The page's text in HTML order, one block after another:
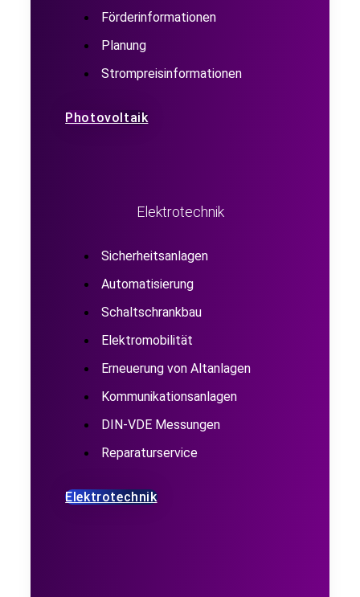
Förderinformationen
Planung
Strompreisinformationen
Photovoltaik
Elektrotechnik
Sicherheitsanlagen
Automatisierung
Schaltschrankbau
Elektromobilität
Erneuerung von Altanlagen
Kommunikationsanlagen
DIN-VDE Messungen
Reparaturservice
Elektrotechnik